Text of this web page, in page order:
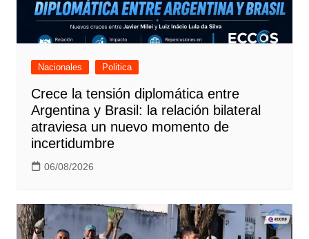
Nacionales Politica
Crece la tensión diplomática entre
Argentina y Brasil: la relación bilateral
atraviesa un nuevo momento de
incertidumbre
06/08/2026